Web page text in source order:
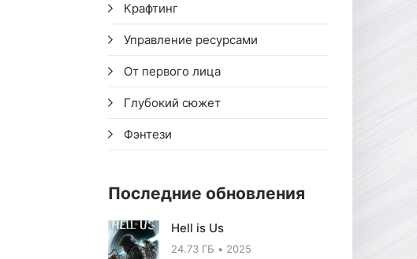
Крафтинг
Управление ресурсами
От первого лица
Глубокий сюжет
Фэнтези
Последние обновления
Hell is Us
24.73 ГБ 2025